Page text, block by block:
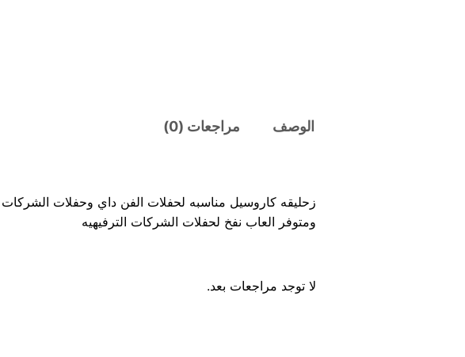
الوصف مراجعات (0)
زحليقه كاروسيل مناسبه لحفلات الفن داي وحفلات الشركات
ومتوفر العاب نفخ لحفلات الشركات الترفيهيه
لا توجد مراجعات بعد.